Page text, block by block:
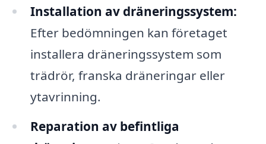
Installation av dräneringssystem:
Efter bedömningen kan företaget
installera dräneringssystem som
trädrör, franska dräneringar eller
ytavrinning.
Reparation av befintliga